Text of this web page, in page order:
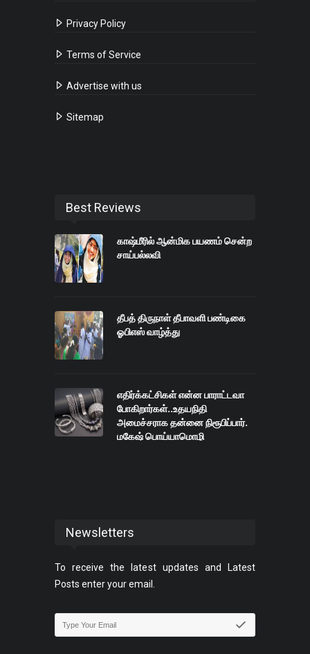
Privacy Policy
Terms of Service
Advertise with us
Sitemap
Best Reviews
காஷ்மீரில் ஆன்மிக பயணம் சென்ற
சாய்பல்லவி
தீபத் திருநாள் தீபாவளி பண்டிகை
ஓபிஎஸ் வாழ்த்து
எதிர்க்கட்சிகள் என்ன பாராட்டவா
போகிறார்கள்..உதயநிதி
அமைச்சராக தன்னை நிரூபிப்பார்.
மகேஷ் பொய்யாமொழி
Newsletters
To receive the latest updates and Latest
Posts enter your email.